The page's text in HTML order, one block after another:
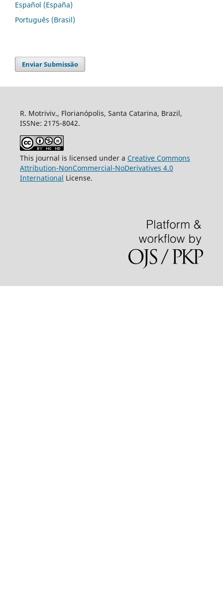
Español (España)
Português (Brasil)
Enviar Submissão
R. Motriviv., Florianópolis, Santa Catarina, Brazil,
ISSNe: 2175-8042.
This journal is licensed under a Creative Commons
Attribution-NonCommercial-NoDerivatives 4.0
International License.